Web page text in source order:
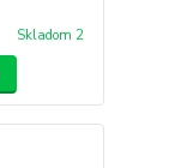
Skladom 2